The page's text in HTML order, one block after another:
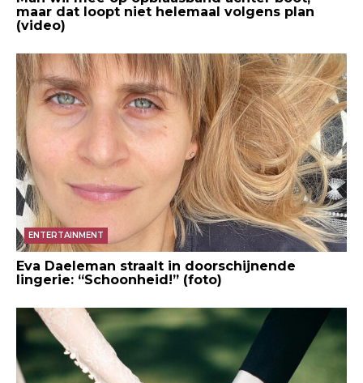
maar dat loopt niet helemaal volgens plan
(video)
ENTERTAINMENT
Eva Daeleman straalt in doorschijnende
lingerie: “Schoonheid!” (foto)